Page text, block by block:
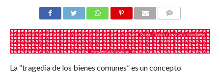
La “tragedia de los bienes comunes” es un concepto